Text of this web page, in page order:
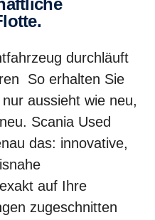
durchläuft
So erhalten Sie
aussieht wie neu,
Scania Used
das: innovative,
auf Ihre
zugeschnitten